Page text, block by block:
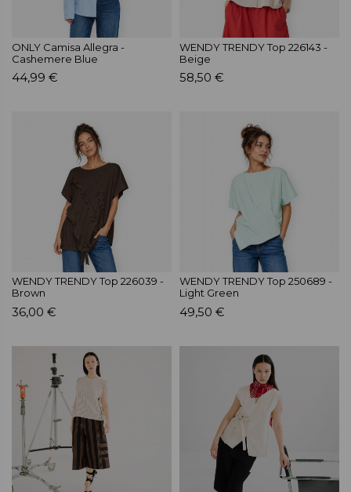
ONLY Camisa Allegra -
Cashemere Blue
44,99 €
WENDY TRENDY Top 226143 -
Beige
58,50 €
WENDY TRENDY Top 226039 -
Brown
36,00 €
WENDY TRENDY Top 250689 -
Light Green
49,50 €